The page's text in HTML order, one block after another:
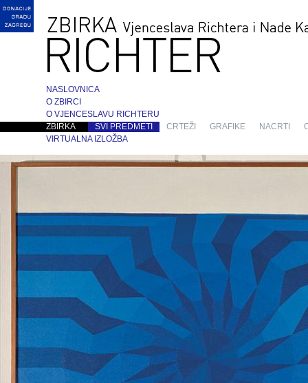
NASLOVNICA
O ZBIRCI
O VJENCESLAVU RICHTERU
ZBIRKA
SVI PREDMETI CRTEŽI GRAFIKE NACRTI
VIRTUALNA IZLOŽBA